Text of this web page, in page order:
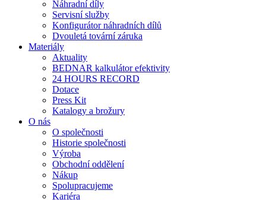
Náhradní díly
Servisní služby
Konfigurátor náhradních dílů
Dvouletá tovární záruka
Materiály
Aktuality
BEDNAR kalkulátor efektivity
24 HOURS RECORD
Dotace
Press Kit
Katalogy a brožury
O nás
O společnosti
Historie společnosti
Výroba
Obchodní oddělení
Nákup
Spolupracujeme
Kariéra